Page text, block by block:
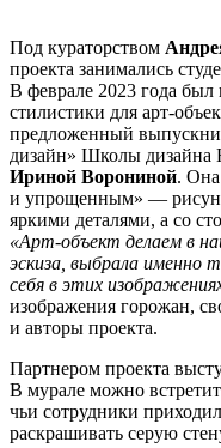
Под кураторством
проекта занимались
В феврале 2023 года был
стилистики для арт-
предложенный
дизайн» Школы
Ириной Ворониной. Она
и упрощенным» —
яркими деталями, а со
«Арт-объект делаем в
эскиза, выбрала
себя в этих
изображения горожан,
и авторы проекта.
Партнером проекта
В мурале можно
чьи сотрудники
раскрашивать серую